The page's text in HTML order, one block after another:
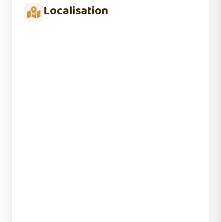
Localisation